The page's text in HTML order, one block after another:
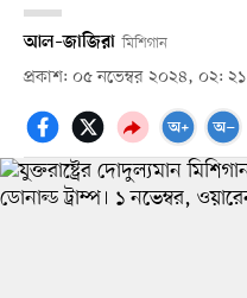
আল–জাজিরা মিশিগান
প্রকাশ: ০৫ নভেম্বর ২০২৪, ০২: ২১